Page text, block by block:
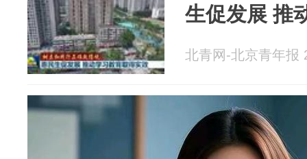
生促发展 推
北青网-北京青年报